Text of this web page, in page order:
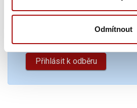
Odmítnout
E-mail